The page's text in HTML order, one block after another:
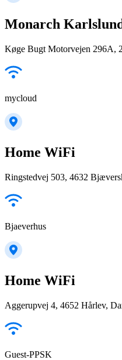
Monarch
Køge Bugt Motorvejen 296A,
mycloud
Home WiFi
Ringstedvej 503, 4632
Bjaeverhus
Home WiFi
Aggerupvej 4, 4652 Hårlev,
Guest-PPSK